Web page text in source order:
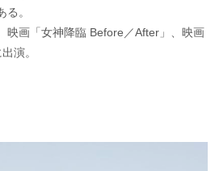
。
映画「女神降臨 Before／After」、映画
演。